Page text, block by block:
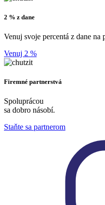
2 % z dane​
Venuj svoje percentá z dane na
Venuj 2 %
Firemné partnerstvá​
Spoluprácou
sa dobro násobí.
Staňte sa partnerom